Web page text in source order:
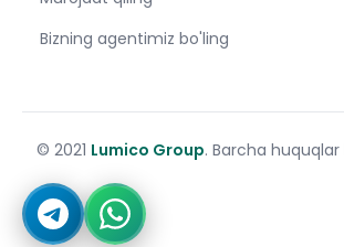
Bizning agentimiz bo'ling
© 2021 Lumico Group. Barcha